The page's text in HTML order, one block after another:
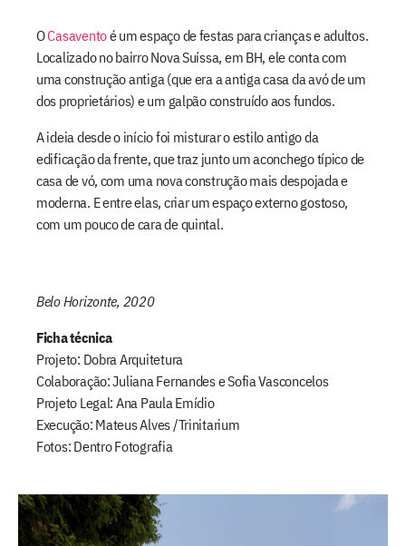
OCasaventoé um espaço de festas para crianças e adultos.
Localizado no bairro Nova Suíssa, em BH, ele conta com
uma construção antiga (que era a antiga casa da avó de um
dos proprietários) e um galpão construído aos fundos.
A ideia desde o início foi misturar o estilo antigo da
edificação da frente, que traz junto um aconchego típico de
casa de vó, com uma nova construção mais despojada e
moderna. E entre elas, criar um espaço externo gostoso,
com um pouco de cara de quintal.
Belo Horizonte, 2020
Ficha técnica
Projeto: Dobra Arquitetura
Colaboração: Juliana Fernandes e Sofia Vasconcelos
Projeto Legal: Ana Paula Emídio
Execução: Mateus Alves /Trinitarium
Fotos: Dentro Fotografia